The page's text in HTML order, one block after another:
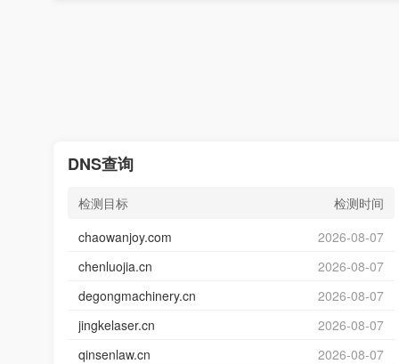
DNS查询
检测目标
检测时间
chaowanjoy.com
2026-08-07
chenluojia.cn
2026-08-07
degongmachinery.cn
2026-08-07
jingkelaser.cn
2026-08-07
qinsenlaw.cn
2026-08-07